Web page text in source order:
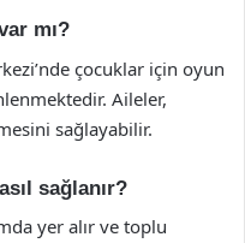
mı?
çocuklar için oyun
Aileler,
sağlayabilir.
sağlanır?
yer alır ve toplu